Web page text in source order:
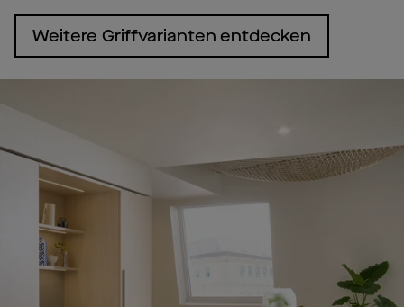
Weitere Griffvarianten entdecken